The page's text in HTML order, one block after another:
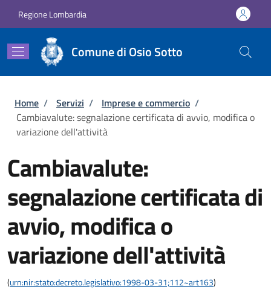
Regione Lombardia
Comune di Osio Sotto
Briciole di pane
Home / Servizi / Imprese e commercio /
Cambiavalute: segnalazione certificata di avvio, modifica o
variazione dell'attività
Cambiavalute:
segnalazione certificata di
avvio, modifica o
variazione dell'attività
(urn:nir:stato:decreto.legislativo:1998-03-31;112~art163)